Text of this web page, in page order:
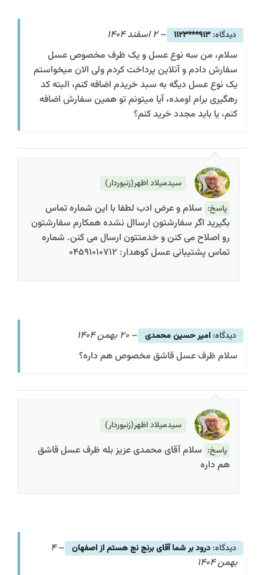
913***1123
– 2 اسفند 1404
سلام، من سه نوع عسل و یک ظرف مخصوص عسل
سفارش دادم و آنلاین پرداخت کردم ولی الان میخواستم
یک نوع عسل دیگه به سبد خریدم اضافه کنم، البته کد
رهگیری برام اومده، آیا میتونم تو همین سفارش اضافه
کنم، یا باید مجدد خرید کنم؟
سیدمیلاد اظهر(زنبوردار)
پاسخ: سلام و عرض ادب لطفا با این شماره تماس
بگیرید اگر سفارشتون ارساال نشده همکارم سفارشتون
رو اصلاح می کنن و خدمتتون ارسال می کنن. شماره
تماس پشتیبانی عسل کوهدار: 04591010712
امیر حسین محمدی – 20 بهمن 1404
سلام ظرف عسل قاشق مخصوص هم داره؟
سیدمیلاد اظهر(زنبوردار)
پاسخ: سلام آقای محمدی عزیز بله ظرف عسل قاشق
هم داره
درود بر شما آقای برنج نج هستم از اصفهان –
4
بهمن 1404